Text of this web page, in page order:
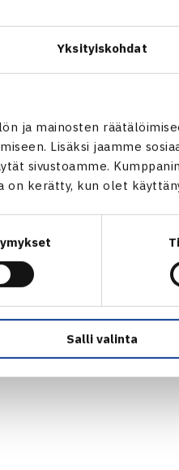
Yksityiskohdat
ja mainosten
Lisäksi jaamme
sivustoamme.
kerätty, kun olet
Salli valinta
Leivo 60 61
Piia Suomalainen (kentällä)
– Leivo/Suomalainen
Ella Leivo